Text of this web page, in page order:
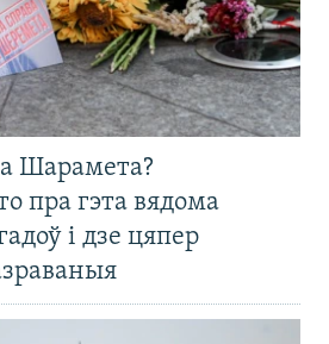
Шарамета?
пра гэта вядома
і дзе цяпер